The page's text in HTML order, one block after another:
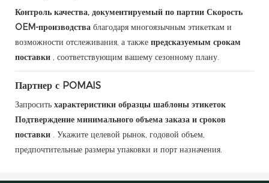
Контроль качества, документируемый по партии Скорость
OEM-производства благодаря многоязычным этикеткам и
возможности отслеживания, а также предсказуемым срокам
поставки , соответствующим вашему сезонному плану.
Партнер с POMAIS
Запросить характеристики образцы шаблоны этикеток
Подтверждение минимального объема заказа и сроков
поставки . Укажите целевой рынок, годовой объем,
предпочтительные размеры упаковки и порт назначения.